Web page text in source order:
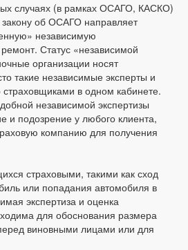
случаях (в рамках ОСАГО, КАСКО)
об ОСАГО направляет
независимую
Статус «независимой
организации носят
такие независимые эксперты и
в одном кабинете.
независимой экспертизы
и подозрение у любого клиента,
компанию для получения
страховыми, такими как сход
или попадания автомобиля в
экспертиза и оценка
для обоснования размера
виновными лицами или для